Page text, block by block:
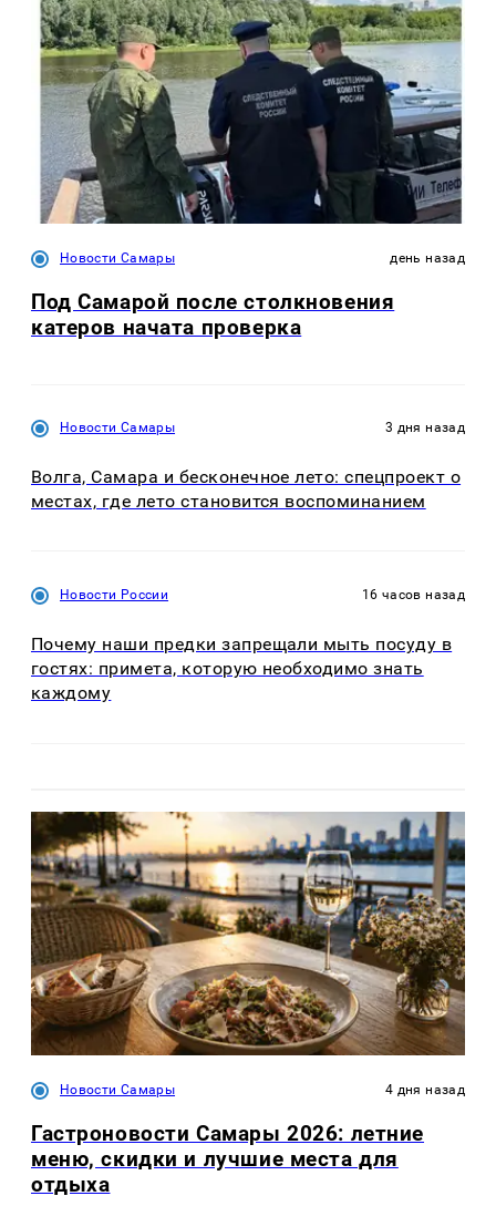
Новости Самары день назад
Под Самарой после столкновения
катеров начата проверка
Новости Самары 3 дня назад
Волга, Самара и бесконечное лето: спецпроект о
местах, где лето становится воспоминанием
Новости России 16 часов назад
Почему наши предки запрещали мыть посуду в
гостях: примета, которую необходимо знать
каждому
Новости Самары 4 дня назад
Гастроновости Самары 2026: летние
меню, скидки и лучшие места для
отдыха